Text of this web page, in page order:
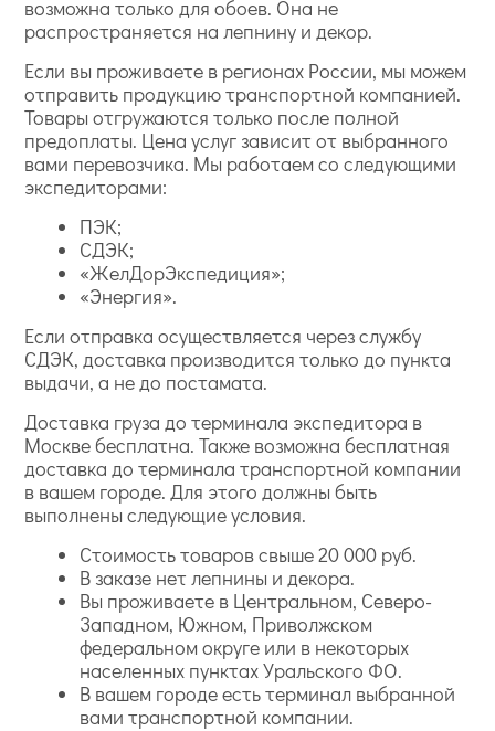
возможна только для обоев. Она не
распространяется на лепнину и декор.
Если вы проживаете в регионах России, мы можем
отправить продукцию транспортной компанией.
Товары отгружаются только после полной
предоплаты. Цена услуг зависит от выбранного
вами перевозчика. Мы работаем со следующими
экспедиторами:
ПЭК;
СДЭК;
«ЖелДорЭкспедиция»;
«Энергия».
Если отправка осуществляется через службу
СДЭК, доставка производится только до пункта
выдачи, а не до постамата.
Доставка груза до терминала экспедитора в
Москве бесплатна. Также возможна бесплатная
доставка до терминала транспортной компании
в вашем городе. Для этого должны быть
выполнены следующие условия.
Стоимость товаров свыше 20 000 руб.
В заказе нет лепнины и декора.
Вы проживаете в Центральном, Северо-
Западном, Южном, Приволжском
федеральном округе или в некоторых
населенных пунктах Уральского ФО.
В вашем городе есть терминал выбранной
вами транспортной компании.